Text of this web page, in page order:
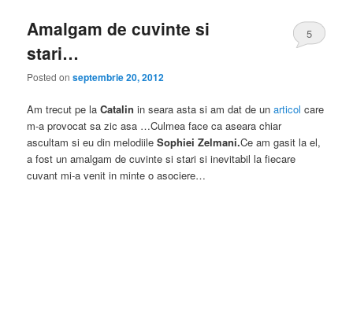
Amalgam de cuvinte si
stari…
Posted onseptembrie 20, 2012
5
Am trecut pe laCatalin in seara asta si am dat de un articol care
m-a provocat sa zic asa …Culmea face ca aseara chiar
ascultam si eu din melodiileSophiei Zelmani.Ce am gasit la el,
a fost un amalgam de cuvinte si stari si inevitabil la fiecare
cuvant mi-a venit in minte o asociere…